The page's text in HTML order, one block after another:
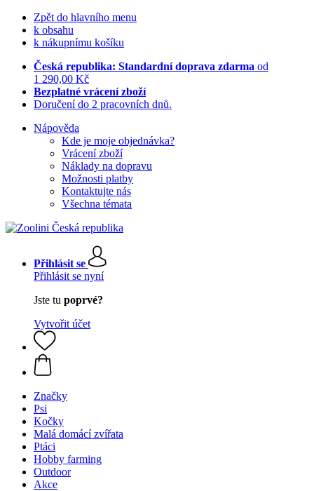
Zpět do hlavního menu
k obsahu
k nákupnímu košíku
Česká republika: Standardní doprava zdarma od
1 290,00 Kč
Bezplatné vrácení zboží
Doručení do 2 pracovních dnů.
Nápověda
Kde je moje objednávka?
Vrácení zboží
Náklady na dopravu
Možnosti platby
Kontaktujte nás
Všechna témata
Přihlásit se
Přihlásit se nyní
Jste tu poprvé?
Vytvořit účet
Značky
Psi
Kočky
Malá domácí zvířata
Ptáci
Hobby farming
Outdoor
Akce